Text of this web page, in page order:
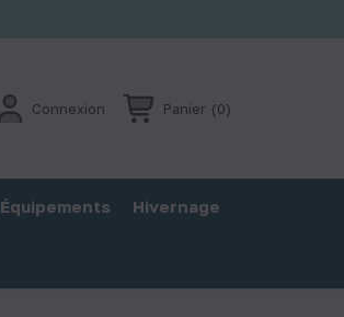
Connexion Panier (0)
Équipements Hivernage